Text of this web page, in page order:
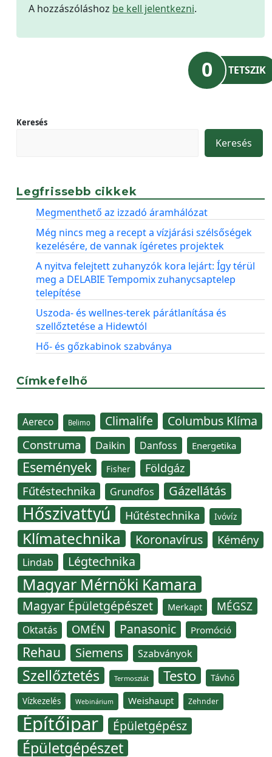
A hozzászóláshoz be kell jelentkezni.
0 TETSZIK
Keresés
Keresés
Legfrissebb cikkek
Megmenthető az izzadó áramhálózat
Még nincs meg a recept a vízjárási szélsőségek
kezelésére, de vannak ígéretes projektek
A nyitva felejtett zuhanyzók kora lejárt: Így térül
meg a DELABIE Tempomix zuhanycsaptelep
telepítése
Uszoda- és wellnes-terek párátlanítása és
szellőztetése a Hidewtól
Hő- és gőzkabinok szabványa
Címkefelhő
Aereco Belimo Climalife Columbus Klíma
Construma Daikin Danfoss Energetika
Események Fisher Földgáz
Fűtéstechnika Grundfos Gázellátás
Hőszivattyú Hűtéstechnika Ivóvíz
Klímatechnika Koronavírus Kémény
Lindab Légtechnika
Magyar Mérnöki Kamara
Magyar Épületgépészet Merkapt MÉGSZ
Oktatás OMÉN Panasonic Promóció
Rehau Siemens Szabványok
Szellőztetés Termosztát Testo Távhő
Vízkezelés Webinárium Weishaupt Zehnder
Építőipar Épületgépész
Épületgépészet